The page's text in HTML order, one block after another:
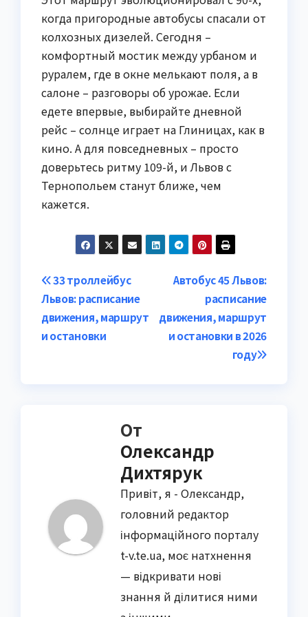
когда пригородные автобусы спасали от
колхозных дизелей. Сегодня –
комфортный мостик между урбаном и
руралем, где в окне мелькают поля, а в
салоне – разговоры об урожае. Если
едете впервые, выбирайте дневной
рейс – солнце играет на Глиницах, как в
кино. А для повседневных – просто
доверьтесь ритму 109-й, и Львов с
Тернопольем станут ближе, чем
кажется.
Навигация
по
записям
Автобус 45 Львов:
расписание
движения, маршрут
и остановки в 2026
году
33 троллейбус
Львов: расписание
движения, маршрут
и остановки
От
Олександр
Дихтярук
Привіт, я - Олександр,
головний редактор
інформаційного порталу
t-v.te.ua, моє натхнення
— відкривати нові
знання й ділитися ними